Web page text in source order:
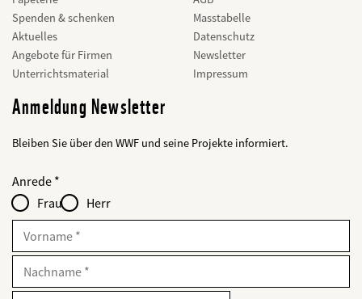
Spenden & schenken
Aktuelles
Angebote für Firmen
Unterrichtsmaterial
Masstabelle
Datenschutz
Newsletter
Impressum
Anmeldung Newsletter
Bleiben Sie über den WWF und seine Projekte informiert.
Infofelder
löschen
-
für
web2lead
Anrede
Frau
Herr
Vorname
Nachname
E-